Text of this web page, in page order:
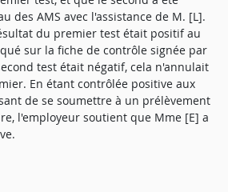
des AMS avec l'assistance de M. [L].
du premier test était positif au
sur la fiche de contrôle signée par
test était négatif, cela n'annulait
En étant contrôlée positive aux
de se soumettre à un prélèvement
l'employeur soutient que Mme [E] a